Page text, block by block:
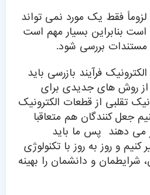
لزوماً فقط یک مورد نمی تواند
است بنابراین بسیار مهم است
بررسی شود.
فرآیند بازرسی باید
از روش های جدیدی برای
تقلبی از قطعات الکترونیک
جعل کنندگان هم متعاقبا
می دهند پس ما باید
کنیم و روز به روز با تکنولوژی
و دانشمان را بهینه